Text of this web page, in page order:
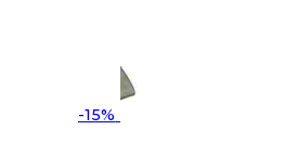
-15%